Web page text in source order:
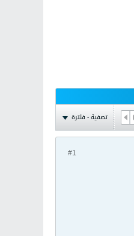
تصفية - فلترة
#1